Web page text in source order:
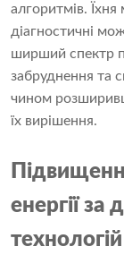
алгоритмів.
діагностичні
ширший спектр
забруднення та
чином
їх вирішення.
енергії
технологій